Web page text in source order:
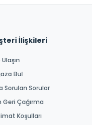
İlişkileri
Bul
Sorulan Sorular
Geri Çağırma
Koşulları